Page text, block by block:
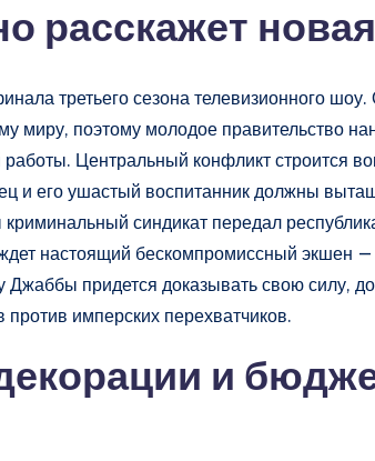
расскажет
третьего сезона телевизионного шоу.
миру, поэтому молодое правительство
Центральный конфликт строится
и его ушастый воспитанник должны
синдикат передал
настоящий бескомпромиссный экшен
Джаббы придется доказывать свою силу,
имперских перехватчиков.
и